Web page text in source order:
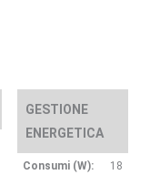
GESTIONE
ENERGETICA
Consumi (W):
18